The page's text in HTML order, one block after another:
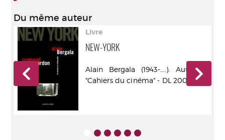
Du même auteur
Livre
NEW-YORK
Alain Bergala (1943-....). Auteur -
"Cahiers du cinéma" - DL 2006